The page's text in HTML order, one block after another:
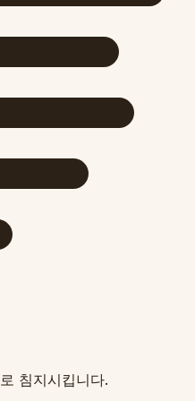
침지시킵니다.